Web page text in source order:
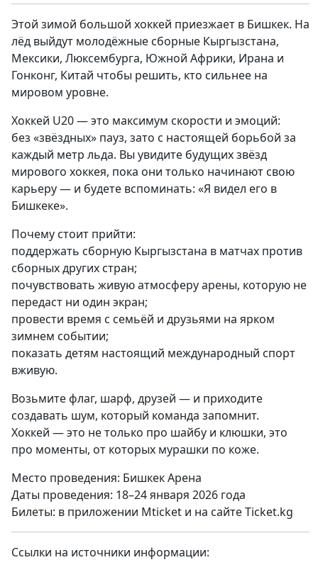
Этой зимой большой хоккей приезжает в Бишкек. На
лёд выйдут молодёжные сборные Кыргызстана,
Мексики, Люксембурга, Южной Африки, Ирана и
Гонконг, Китай чтобы решить, кто сильнее на
мировом уровне.
Хоккей U20 — это максимум скорости и эмоций:
без «звёздных» пауз, зато с настоящей борьбой за
каждый метр льда. Вы увидите будущих звёзд
мирового хоккея, пока они только начинают свою
карьеру — и будете вспоминать: «Я видел его в
Бишкеке».
Почему стоит прийти:
поддержать сборную Кыргызстана в матчах против
сборных других стран;
почувствовать живую атмосферу арены, которую не
передаст ни один экран;
провести время с семьёй и друзьями на ярком
зимнем событии;
показать детям настоящий международный спорт
вживую.
Возьмите флаг, шарф, друзей — и приходите
создавать шум, который команда запомнит.
Хоккей — это не только про шайбу и клюшки, это
про моменты, от которых мурашки по коже.
Место проведения: Бишкек Арена
Даты проведения: 18–24 января 2026 года
Билеты: в приложении Mticket и на сайте Ticket.kg
Ссылки на источники информации: